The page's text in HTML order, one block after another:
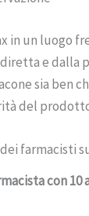
in un luogo
e dalla
sia ben
del
farmacisti
con